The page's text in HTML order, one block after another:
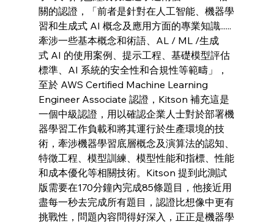
關的認證，「前者是針對在人工智能、機器學
習和生成式 AI 概念及應用方面的專業知識......
牽涉一些基本概念和術語、AL / ML /生成
式 AI 的使用案例、提示工程、基礎模型評估
標準、AI 系統的安全性和合規性等範疇」，
至於 AWS Certified Machine Learning
Engineer Associate 認證，Kitson 補充這是
一個中級認證，用以確認企業人士對於部署機
器學習工作負載和將其運行於生產環境的技
術，牽涉機器學習底層概念及演算法的認知、
特徵工程、模型訓練、模型性能和指標、性能
和成本優化等相關技術。Kitson 提到此測試
版需要在170分鐘內完成85條題目，他接近用
盡每一秒去完成所有題目，認證比想像中更有
挑戰性，問題內容問得好深入，正正是機器學